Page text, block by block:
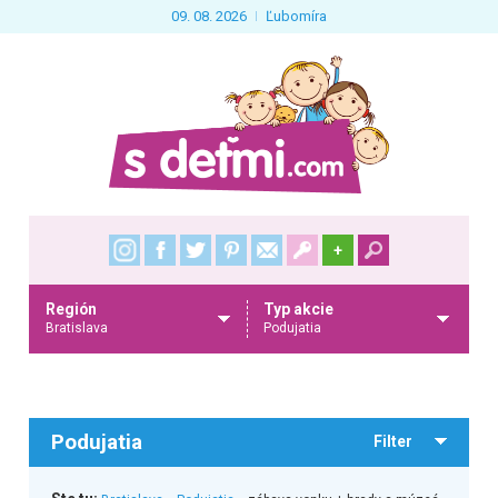
09. 08. 2026 Ľubomíra
+
Región
Bratislava
Typ akcie
Podujatia
Podujatia Filter